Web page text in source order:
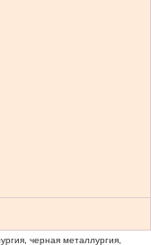
черная металлургия,